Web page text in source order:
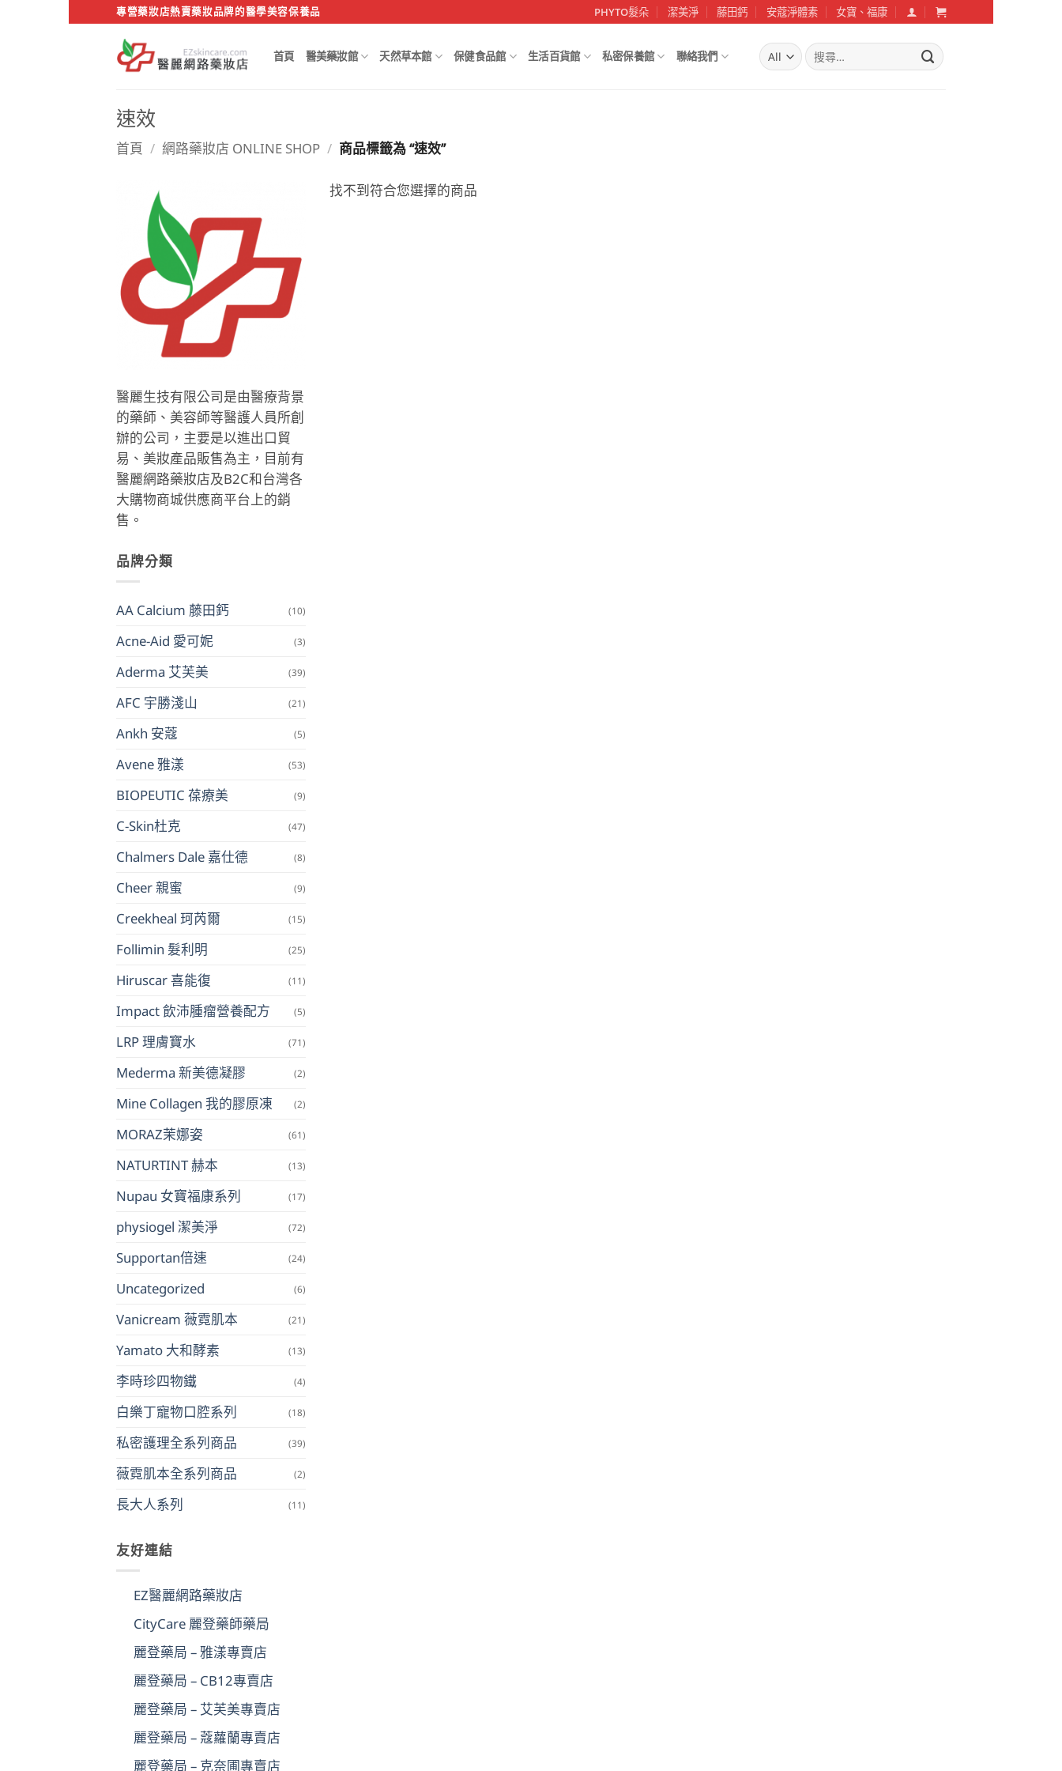
to
專營藥妝店熱賣藥妝品牌的醫學美容保養品 PHYTO髮朵 潔美淨 藤田鈣 安蔻淨體素 女寶、福康
首頁 醫美藥妝館 天然草本館 保健食品館 生活百貨館 私密保養館 聯絡我們
搜
尋
速效
首頁 / 網路藥妝店 ONLINE SHOP / 商品標籤為 “速效”
醫麗生技有限公司是由醫療背景
的藥師、美容師等醫護人員所創
辦的公司，主要是以進出口貿
易、美妝產品販售為主，目前有
醫麗網路藥妝店及B2C和台灣各
大購物商城供應商平台上的銷
售。
品牌分類
AA Calcium 藤田鈣 (10)
Acne-Aid 愛可妮 (3)
Aderma 艾芙美 (39)
AFC 宇勝淺山 (21)
Ankh 安蔻 (5)
Avene 雅漾 (53)
BIOPEUTIC 葆療美 (9)
C-Skin杜克 (47)
Chalmers Dale 嘉仕德 (8)
Cheer 親蜜 (9)
Creekheal 珂芮爾 (15)
Follimin 髮利明 (25)
Hiruscar 喜能復 (11)
Impact 飲沛腫瘤營養配方 (5)
LRP 理膚寶水 (71)
Mederma 新美德凝膠 (2)
Mine Collagen 我的膠原凍 (2)
MORAZ茉娜姿 (61)
NATURTINT 赫本 (13)
Nupau 女寶福康系列 (17)
physiogel 潔美淨 (72)
Supportan倍速 (24)
Uncategorized (6)
Vanicream 薇霓肌本 (21)
Yamato 大和酵素 (13)
李時珍四物鐵 (4)
白樂丁寵物口腔系列 (18)
私密護理全系列商品 (39)
薇霓肌本全系列商品 (2)
長大人系列 (11)
友好連結
EZ醫麗網路藥妝店
CityCare 麗登藥師藥局
麗登藥局 – 雅漾專賣店
麗登藥局 – CB12專賣店
麗登藥局 – 艾芙美專賣店
麗登藥局 – 蔻蘿蘭專賣店
麗登藥局 – 克奈圃專賣店
找不到符合您選擇的商品